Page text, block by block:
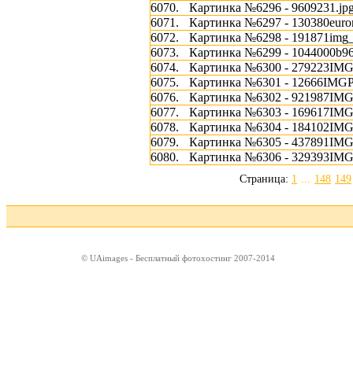
6070.
Картинка №6296 -
6071.
Картинка №6297 -
6072.
Картинка №6298 -
6073.
Картинка №6299 -
6074.
Картинка №6300 -
6075.
Картинка №6301 -
6076.
Картинка №6302 -
6077.
Картинка №6303 -
6078.
Картинка №6304 -
6079.
Картинка №6305 -
6080.
Картинка №6306 -
Страница: 1 ... 148 149
© UAimages - Бесплатный фотохостинг 2007-2014